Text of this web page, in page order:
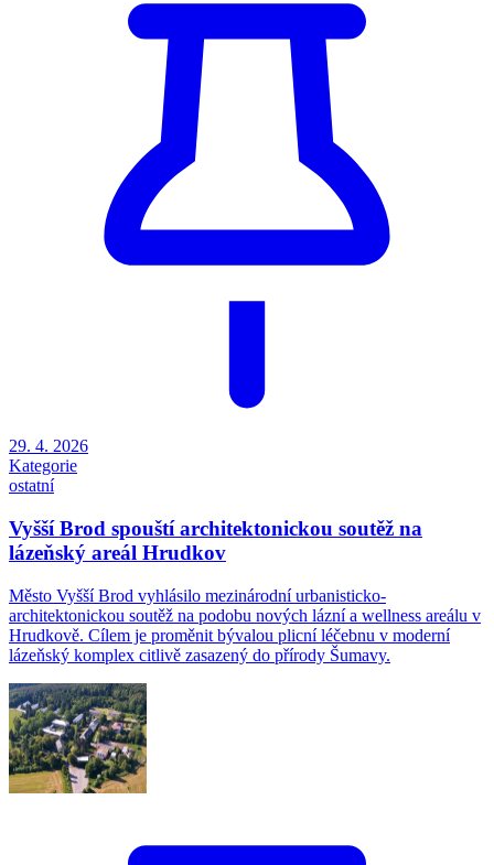
29. 4. 2026
Kategorie
ostatní
Vyšší Brod spouští architektonickou soutěž na
lázeňský areál Hrudkov
Město Vyšší Brod vyhlásilo mezinárodní urbanisticko-
architektonickou soutěž na podobu nových lázní a wellness areálu v
Hrudkově. Cílem je proměnit bývalou plicní léčebnu v moderní
lázeňský komplex citlivě zasazený do přírody Šumavy.